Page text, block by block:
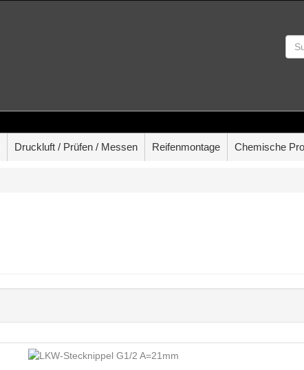
Druckluft / Prüfen / Messen Reifenmontage Chemische